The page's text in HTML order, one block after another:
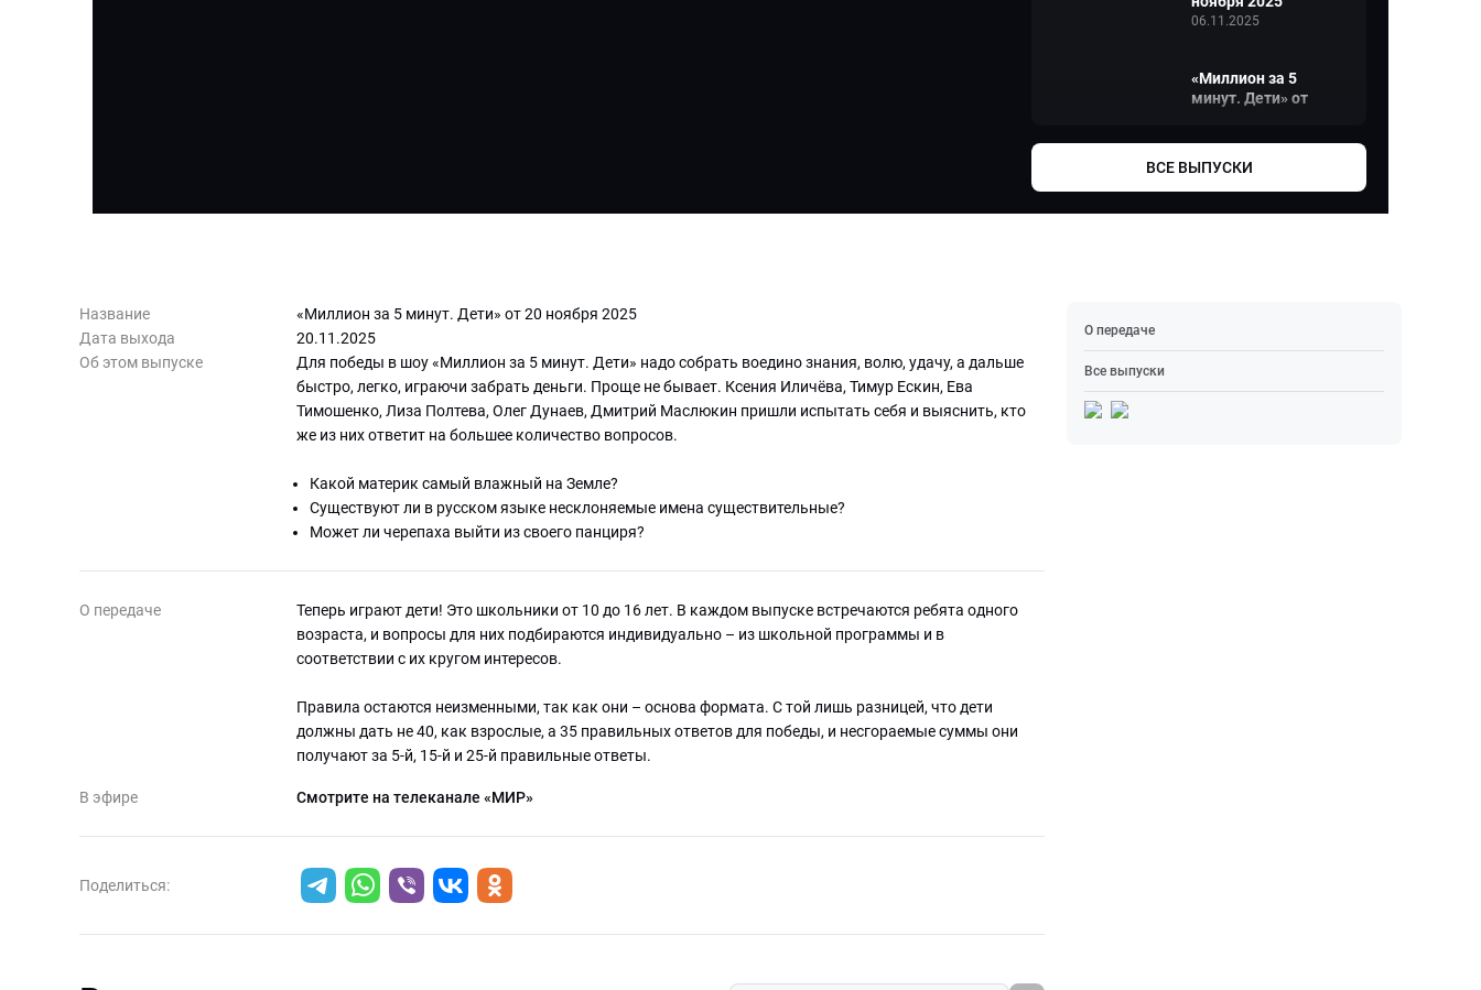
06.11.2025
«Миллион за 5
минут. Дети» от
«Миллион за 5
минут. Дети» от
16 октября 2025
ВСЕ ВЫПУСКИ
Название
«Миллион за 5 минут. Дети» от 20 ноября 2025
Дата выхода
20.11.2025
Об этом выпуске
Для победы в шоу «Миллион за 5 минут. Дети» надо собрать воедино знания, волю, удачу, а дальше
быстро, легко, играючи забрать деньги. Проще не бывает. Ксения Иличёва, Тимур Ескин, Ева
Тимошенко, Лиза Полтева, Олег Дунаев, Дмитрий Маслюкин пришли испытать себя и выяснить, кто
же из них ответит на большее количество вопросов.
Какой материк самый влажный на Земле?
Существуют ли в русском языке несклоняемые имена существительные?
Может ли черепаха выйти из своего панциря?
О передаче
Теперь играют дети! Это школьники от 10 до 16 лет. В каждом выпуске встречаются ребята одного
возраста, и вопросы для них подбираются индивидуально – из школьной программы и в
соответствии с их кругом интересов.
Правила остаются неизменными, так как они – основа формата. С той лишь разницей, что дети
должны дать не 40, как взрослые, а 35 правильных ответов для победы, и несгораемые суммы они
получают за 5-й, 15-й и 25-й правильные ответы.
В эфире Смотрите на телеканале «МИР»
Поделиться:
О передаче
Все выпуски